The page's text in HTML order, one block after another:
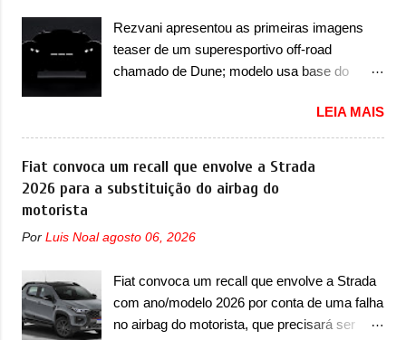
logo abaixo do logotipo e dos faróis. Ele ainda
possui um espaço para a placa novo abaixo
do vinco e uma nova entrada de ar inferio...
vez no segmento de... sedãs. Antecipado por
imagens teaser, o Formula S será o primeiro
três volumes da Fang Cheng Bao, que
Denza. Até o momento, a marca divulgou
algumas imagens externas e informações
sobre o sedã, que terá seu lançamento ainda
neste ano de 2026. Em termos de design, o
linhas do conceito que o antecipou no Salão
semestre. Na dianteira, o sedã conta com
faróis mais quadrados e compactos, com
luzes ...
Rezvani apresentou as primeiras imagens
teaser de um superesportivo off-road
chamado de Dune; modelo usa base do
Rezvani apresentou as primeiras imagens
teaser de um novo superesportivo que vai
oferecer aos seus consumidores. Trata-se do
Dune, um cupê superesportivo que terá uma
proposta off-road assim como outros
Porsche 911 Dakar e o... Lamborghini
grande parte no desenvolvimento do Dune.
Baseado no Huracán, o Dune nasce com
uma proposta similar ao que a marca
LEIA MAIS
Fiat convoca um recall que envolve a Strada
2026 para a substituição do airbag do
motorista
Por Luis Noal agosto 06, 2026
Fiat convoca um recall que envolve a Strada
com ano/modelo 2026 por conta de uma falha
no airbag do motorista, que precisará ser